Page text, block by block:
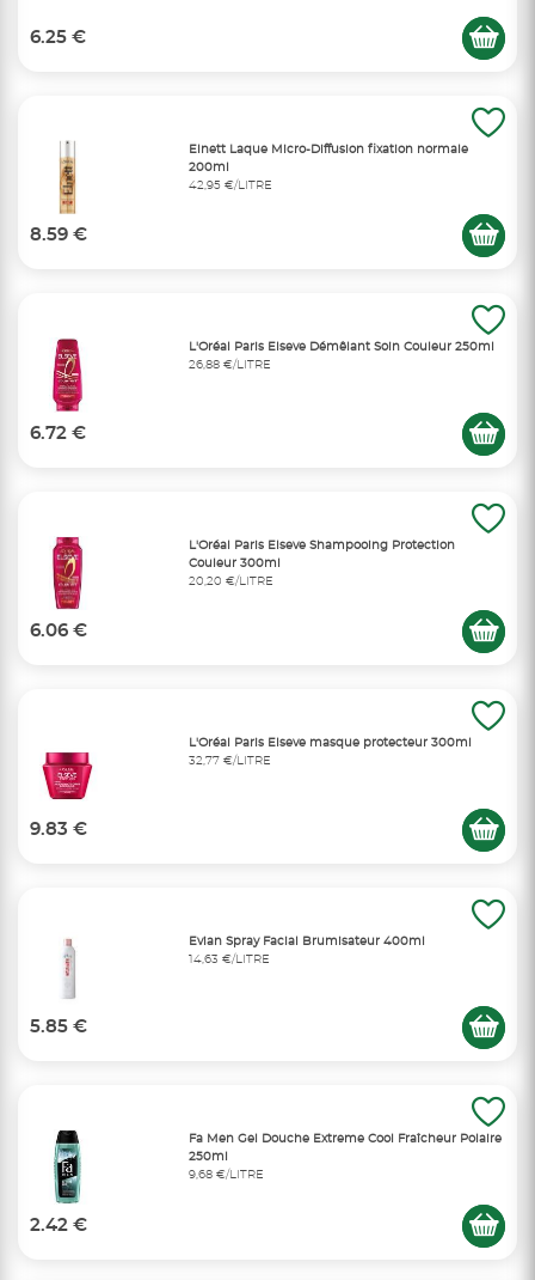
6.25 €
Elnett Laque Micro-Diffusion fixation normale
200ml
42,95 €/LITRE
8.59 €
L'Oréal Paris Elseve Démêlant Soin Couleur 250ml
26,88 €/LITRE
6.72 €
L'Oréal Paris Elseve Shampooing Protection
Couleur 300ml
20,20 €/LITRE
6.06 €
L'Oréal Paris Elseve masque protecteur 300ml
32,77 €/LITRE
9.83 €
Evian Spray Facial Brumisateur 400ml
14,63 €/LITRE
5.85 €
Fa Men Gel Douche Extreme Cool Fraîcheur Polaire
250ml
9,68 €/LITRE
2.42 €